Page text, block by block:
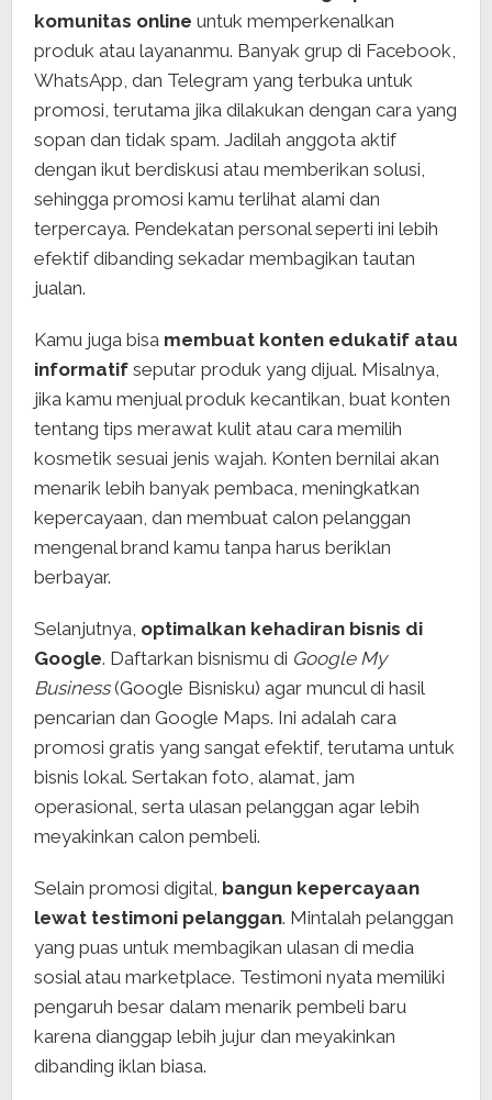
komunitas online untuk memperkenalkan
produk atau layananmu. Banyak grup di Facebook,
WhatsApp, dan Telegram yang terbuka untuk
promosi, terutama jika dilakukan dengan cara yang
sopan dan tidak spam. Jadilah anggota aktif
dengan ikut berdiskusi atau memberikan solusi,
sehingga promosi kamu terlihat alami dan
terpercaya. Pendekatan personal seperti ini lebih
efektif dibanding sekadar membagikan tautan
jualan.
Kamu juga bisa membuat konten edukatif atau
informatif seputar produk yang dijual. Misalnya,
jika kamu menjual produk kecantikan, buat konten
tentang tips merawat kulit atau cara memilih
kosmetik sesuai jenis wajah. Konten bernilai akan
menarik lebih banyak pembaca, meningkatkan
kepercayaan, dan membuat calon pelanggan
mengenal brand kamu tanpa harus beriklan
berbayar.
Selanjutnya, optimalkan kehadiran bisnis di
Google. Daftarkan bisnismu di Google My
Business(Google Bisnisku) agar muncul di hasil
pencarian dan Google Maps. Ini adalah cara
promosi gratis yang sangat efektif, terutama untuk
bisnis lokal. Sertakan foto, alamat, jam
operasional, serta ulasan pelanggan agar lebih
meyakinkan calon pembeli.
Selain promosi digital, bangun kepercayaan
lewat testimoni pelanggan. Mintalah pelanggan
yang puas untuk membagikan ulasan di media
sosial atau marketplace. Testimoni nyata memiliki
pengaruh besar dalam menarik pembeli baru
karena dianggap lebih jujur dan meyakinkan
dibanding iklan biasa.